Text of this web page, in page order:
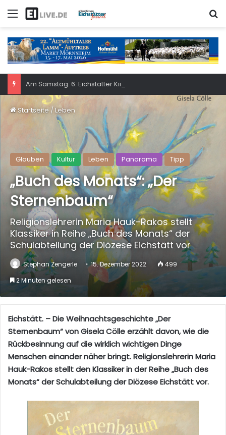
Menü
Startseite /Leben
Glauben Kultur Leben Panorama Tipp
„Buch des Monats“: „Der
Sternenbaum“
Religionslehrerin Maria Hauk-Rakos stellt
Klassiker in Reihe „Buch des Monats“ der
Schulabteilung der Diözese Eichstätt vor
Stephan Zengerle 15. Dezember 2022
499
2 Minuten gelesen
Eichstätt. – Die Weihnachtsgeschichte „Der
Sternenbaum“ von Gisela Cölle erzählt davon, wie die
Rückbesinnung auf die wirklich wichtigen Dinge
Menschen einander näher bringt. Religionslehrerin Maria
Hauk-Rakos stellt den Klassiker in der Reihe „Buch des
Monats“ der Schulabteilung der Diözese Eichstätt vor.